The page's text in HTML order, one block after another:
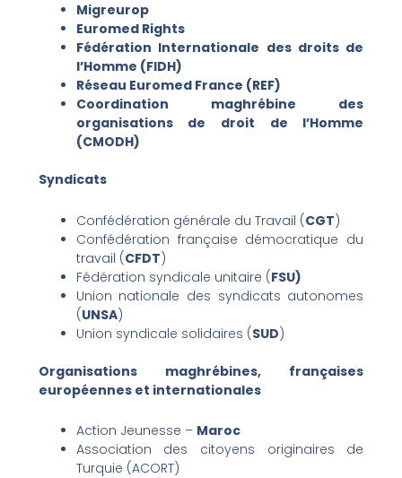
Migreurop
Euromed Rights
Fédération Internationale des droits de
l’Homme (FIDH)
Réseau Euromed France (REF)
Coordination maghrébine des
organisations de droit de l’Homme
(CMODH)
Syndicats
Confédération générale du Travail (CGT)
Confédération française démocratique du
travail (CFDT)
Fédération syndicale unitaire (FSU)
Union nationale des syndicats autonomes
(UNSA)
Union syndicale solidaires (SUD)
Organisations maghrébines, françaises
européennes et internationales
Action Jeunesse – Maroc
Association des citoyens originaires de
Turquie (ACORT)